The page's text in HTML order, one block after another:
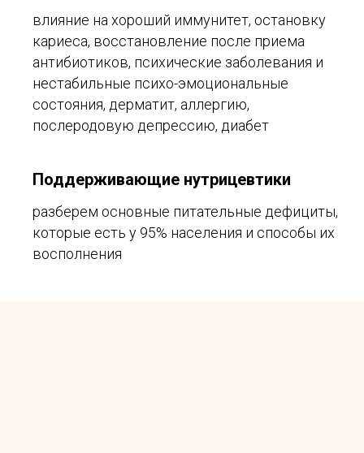
влияние на хороший иммунитет, остановку
кариеса, восстановление после приема
антибиотиков, психические заболевания и
нестабильные психо-эмоциональные
состояния, дерматит, аллергию,
послеродовую депрессию, диабет
Поддерживающие нутрицевтики
разберем основные питательные дефициты,
которые есть у 95% населения и способы их
восполнения